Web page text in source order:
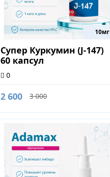
10мг
Супер Куркумин (J-147)
60 капсул
0
2 600 3 000